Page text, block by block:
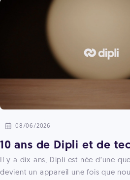
08/06/2026
10 ans de Dipli et de
Il y a dix ans, Dipli est née d’une
devient un appareil une fois que